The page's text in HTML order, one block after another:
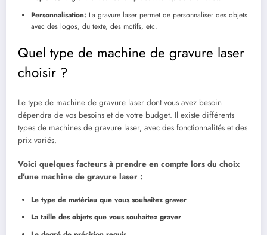
Personnalisation: La gravure laser permet de personnaliser des objets
avec des logos, du texte, des motifs, etc.
Quel type de machine de gravure laser
choisir ?
Le type de machine de gravure laser dont vous avez besoin
dépendra de vos besoins et de votre budget. Il existe différents
types de machines de gravure laser, avec des fonctionnalités et des
prix variés.
Voici quelques facteurs à prendre en compte lors du choix
d’une machine de gravure laser :
Le type de matériau que vous souhaitez graver
La taille des objets que vous souhaitez graver